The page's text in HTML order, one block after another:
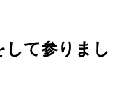
て参りまし